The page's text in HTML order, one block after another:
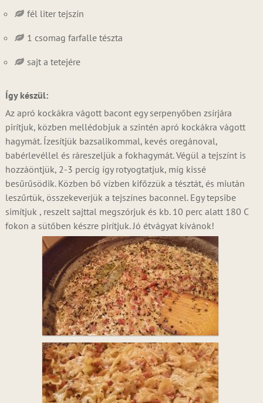
fél liter tejszín
1 csomag farfalle tészta
sajt a tetejére
Így készül:
Az apró kockákra vágott bacont egy serpenyőben zsírjára
pirítjuk, közben mellédobjuk a szintén apró kockákra vágott
hagymát. Ízesítjük bazsalikommal, kevés oregánoval,
babérlevéllel és ráreszeljük a fokhagymát. Végül a tejszínt is
hozzáöntjük, 2-3 percig így rotyogtatjuk, míg kissé
besűrűsödik. Közben bő vízben kifőzzük a tésztát, és miután
leszűrtük, összekeverjük a tejszínes baconnel. Egy tepsibe
simítjuk , reszelt sajttal megszórjuk és kb. 10 perc alatt 180 C
fokon a sütőben készre pirítjuk. Jó étvágyat kívánok!